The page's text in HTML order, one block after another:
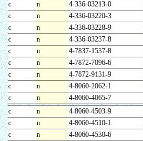
c
n 4-336-03213-0
c
n 4-336-03220-3
c
n 4-336-03228-9
c
n 4-336-03237-8
c
n 4-7837-1537-8
c
n 4-7872-7096-6
c
n 4-7872-9131-9
c
n 4-8060-2062-1
c
n 4-8060-4065-7
c
n 4-8060-4503-9
c
n 4-8060-4510-1
c
n 4-8060-4530-6